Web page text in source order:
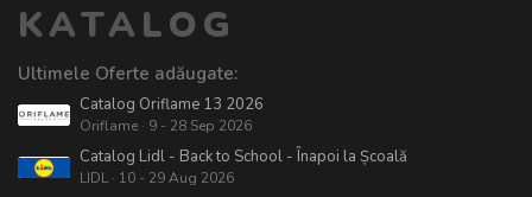
KATALOG
Ultimele Oferte adăugate:
Catalog Oriflame 13 2026
Oriflame · 9 - 28 Sep 2026
Catalog Lidl - Back to School - Înapoi la Școală
LIDL · 10 - 29 Aug 2026